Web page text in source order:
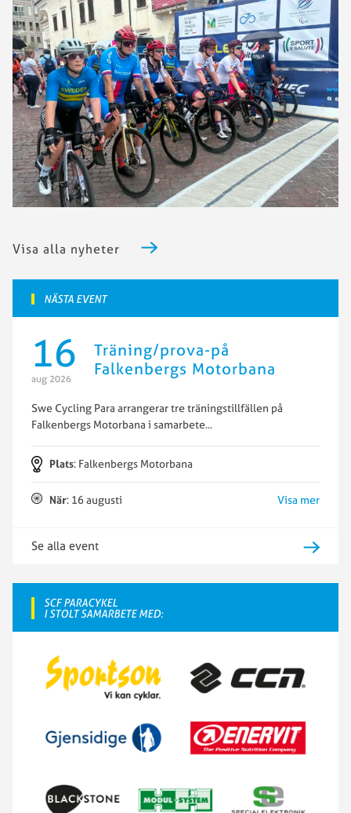
Visa alla nyheter
NÄSTA EVENT
16
aug 2026
Träning/prova-på
Falkenbergs Motorbana
Swe Cycling Para arrangerar tre träningstillfällen på
Falkenbergs Motorbana i samarbete...
Plats: Falkenbergs Motorbana
När: 16 augusti Visa mer
Se alla event
SCF PARACYKEL
I STOLT SAMARBETE MED: